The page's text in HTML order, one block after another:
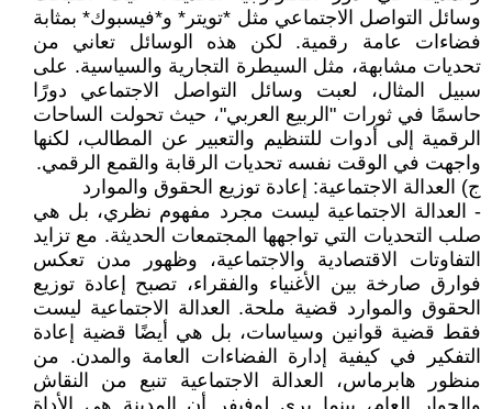
وسائل التواصل الاجتماعي مثل *تويتر* و*فيسبوك* بمثابة
فضاءات عامة رقمية. لكن هذه الوسائل تعاني من
تحديات مشابهة، مثل السيطرة التجارية والسياسية. على
سبيل المثال، لعبت وسائل التواصل الاجتماعي دورًا
حاسمًا في ثورات "الربيع العربي"، حيث تحولت الساحات
الرقمية إلى أدوات للتنظيم والتعبير عن المطالب، لكنها
واجهت في الوقت نفسه تحديات الرقابة والقمع الرقمي.
‌ج) العدالة الاجتماعية: إعادة توزيع الحقوق والموارد
- العدالة الاجتماعية ليست مجرد مفهوم نظري، بل هي
صلب التحديات التي تواجهها المجتمعات الحديثة. مع تزايد
التفاوتات الاقتصادية والاجتماعية، وظهور مدن تعكس
فوارق صارخة بين الأغنياء والفقراء، تصبح إعادة توزيع
الحقوق والموارد قضية ملحة. العدالة الاجتماعية ليست
فقط قضية قوانين وسياسات، بل هي أيضًا قضية إعادة
التفكير في كيفية إدارة الفضاءات العامة والمدن. من
منظور هابرماس، العدالة الاجتماعية تنبع من النقاش